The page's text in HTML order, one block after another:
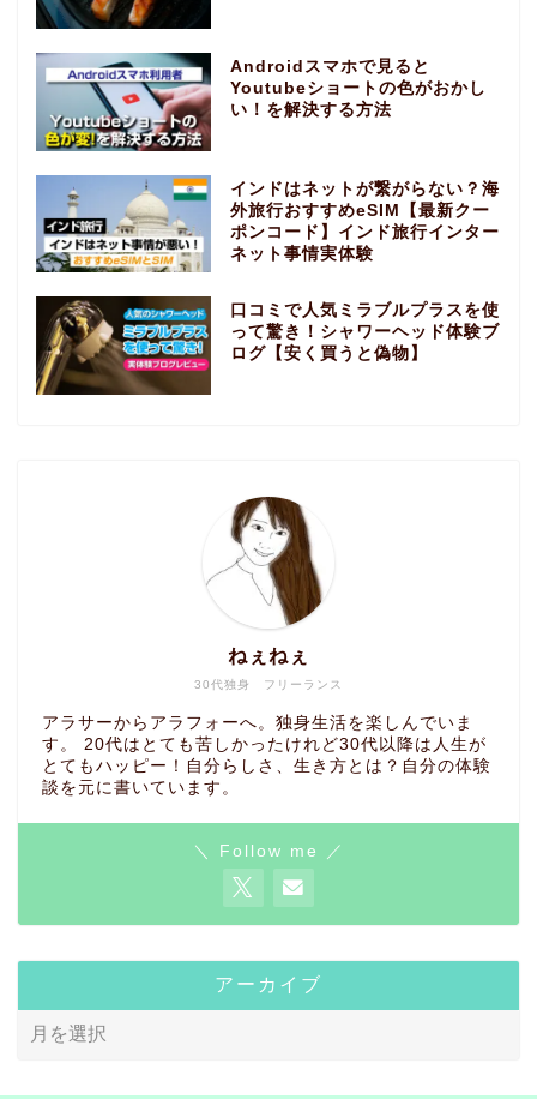
Androidスマホで見ると
Youtubeショートの色がおかし
い！を解決する方法
インドはネットが繋がらない？海
外旅行おすすめeSIM【最新クー
ポンコード】インド旅行インター
ネット事情実体験
口コミで人気ミラブルプラスを使
って驚き！シャワーヘッド体験ブ
ログ【安く買うと偽物】
30代独身 フリーランス
ねぇねぇ
アラサーからアラフォーへ。独身生活を楽しんでいま
す。 20代はとても苦しかったけれど30代以降は人生が
とてもハッピー！自分らしさ、生き方とは？自分の体験
談を元に書いています。
＼ Follow me ／
アーカイブ